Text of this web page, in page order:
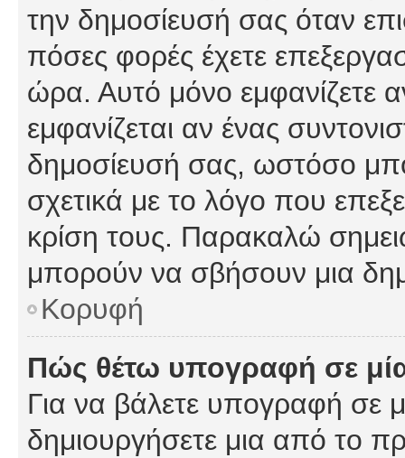
την δημοσίευσή σας όταν
πόσες φορές έχετε
ώρα. Αυτό μόνο εμφανίζετε
εμφανίζεται αν ένας
δημοσίευσή σας, ωστόσο
σχετικά με το λόγο που
κρίση τους. Παρακαλώ
μπορούν να σβήσουν μια
Κορυφή
Πώς θέτω υπογραφή σε
Για να βάλετε υπογραφή σε
δημιουργήσετε μια από το